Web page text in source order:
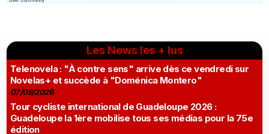
Les News les + lus
Telenovela : "À contre sens" arrive dès ce vendredi sur
Novelas+ et succède à "Doménica Montero"
07/08/2026
Tour cycliste international de Guadeloupe 2026 :
Guadeloupe la 1ère mobilise tous ses médias pour la 75e
édition